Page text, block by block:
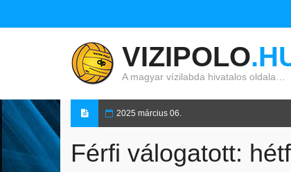
VIZIPOLO
A magyar vízilabda hivatalos oldala…
2025 március 06.
Férfi válogatott: